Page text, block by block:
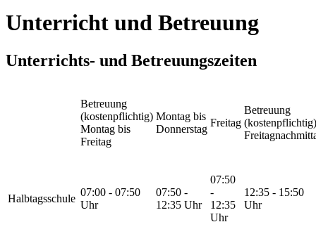
Unterricht und Betreuung
Unterrichts- und Betreuungszeiten
Betreuung
(kostenpflichtig)
Montag bis
Freitag
Montag bis
Donnerstag
Freitag
Betreuung
(kostenpflichtig)
Halbtagsschule
07:00 - 07:50
Uhr
07:50 -
12:35 Uhr
07:50
-
12:35
Uhr
12:35 - 15:50
Uhr